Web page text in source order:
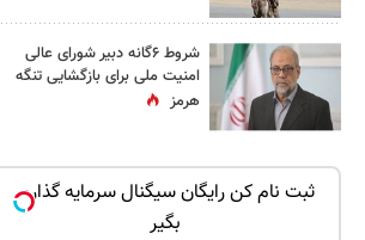
شروط ۶گانه دبیر شورای عالی
امنیت ملی برای بازگشایی تنگه
هرمز
ثبت نام کن رایگان سیگنال سرمایه گذاری
بگیر